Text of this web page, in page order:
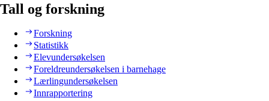
Tall og forskning
Forskning
Statistikk
Elevundersøkelsen
Foreldreundersøkelsen i barnehage
Lærlingundersøkelsen
Innrapportering